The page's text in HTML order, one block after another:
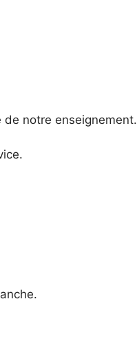
notre enseignement.